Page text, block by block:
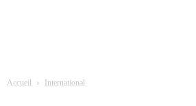
Accueil International